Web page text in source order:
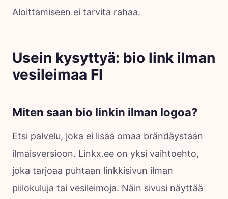
Aloittamiseen ei tarvita rahaa.
Usein kysyttyä: bio link ilman
vesileimaa FI
Miten saan bio linkin ilman logoa?
Etsi palvelu, joka ei lisää omaa brändäystään
ilmaisversioon. Linkx.ee on yksi vaihtoehto,
joka tarjoaa puhtaan linkkisivun ilman
piilokuluja tai vesileimoja. Näin sivusi näyttää